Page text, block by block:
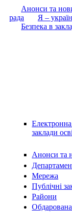
Анонси та
рада
Я –
Безпека в
Електронна
заклади
Анонси та
Мережа
Публічні
Райони